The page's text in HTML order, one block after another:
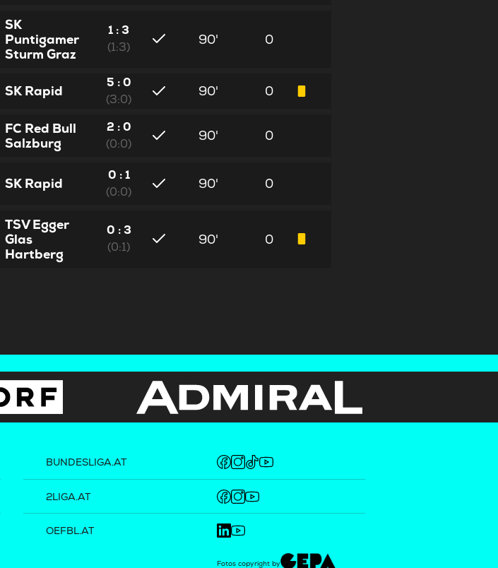
SK
Puntigamer
Sturm Graz
1 : 3
(1:3)
90' 0
SK Rapid
5 : 0
(3:0)
90' 0
FC Red Bull
Salzburg
2 : 0
(0:0)
90' 0
SK Rapid
0 : 1
(0:0)
90' 0
TSV Egger
Glas
Hartberg
0 : 3
(0:1)
90' 0
BUNDESLIGA.AT
2LIGA.AT
OEFBL.AT
Fotos copyright by